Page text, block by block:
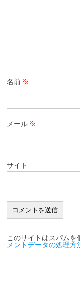
名前 ※
メール ※
サイト
このサイトはスパムを
メントデータの処理